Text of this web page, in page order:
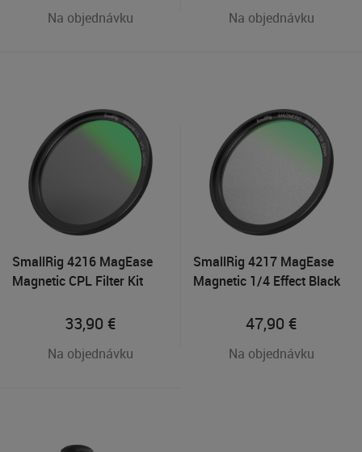
Na objednávku Na objednávku
SmallRig 4216 MagEase
Magnetic CPL Filter Kit
33,90 €
Na objednávku
SmallRig 4217 MagEase
Magnetic 1/4 Effect Black
47,90 €
Na objednávku